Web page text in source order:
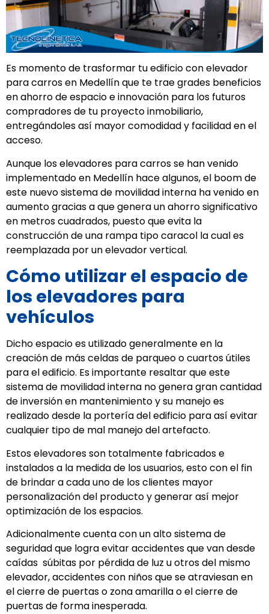
Es momento de trasformar tu edificio con elevador
para carros en Medellín que te trae grades beneficios
en ahorro de espacio e innovación para los futuros
compradores de tu proyecto inmobiliario,
entregándoles así mayor comodidad y facilidad en el
acceso.
Aunque los elevadores para carros se han venido
implementado en Medellín hace algunos, el boom de
este nuevo sistema de movilidad interna ha venido en
aumento gracias a que genera un ahorro significativo
en metros cuadrados, puesto que evita la
construcción de una rampa tipo caracol la cual es
reemplazada por un elevador vertical.
Cómo utilizar el espacio de
los elevadores para
vehículos
Dicho espacio es utilizado generalmente en la
creación de más celdas de parqueo o cuartos útiles
para el edificio. Es importante resaltar que este
sistema de movilidad interna no genera gran cantidad
de inversión en mantenimiento y su manejo es
realizado desde la portería del edificio para así evitar
cualquier tipo de mal manejo del artefacto.
Estos elevadores son totalmente fabricados e
instalados a la medida de los usuarios, esto con el fin
de brindar a cada uno de los clientes mayor
personalización del producto y generar así mejor
optimización de los espacios.
Adicionalmente cuenta con un alto sistema de
seguridad que logra evitar accidentes que van desde
caídas súbitas por pérdida de luz u otros del mismo
elevador, accidentes con niños que se atraviesan en
el cierre de puertas o zona amarilla o el cierre de
puertas de forma inesperada.